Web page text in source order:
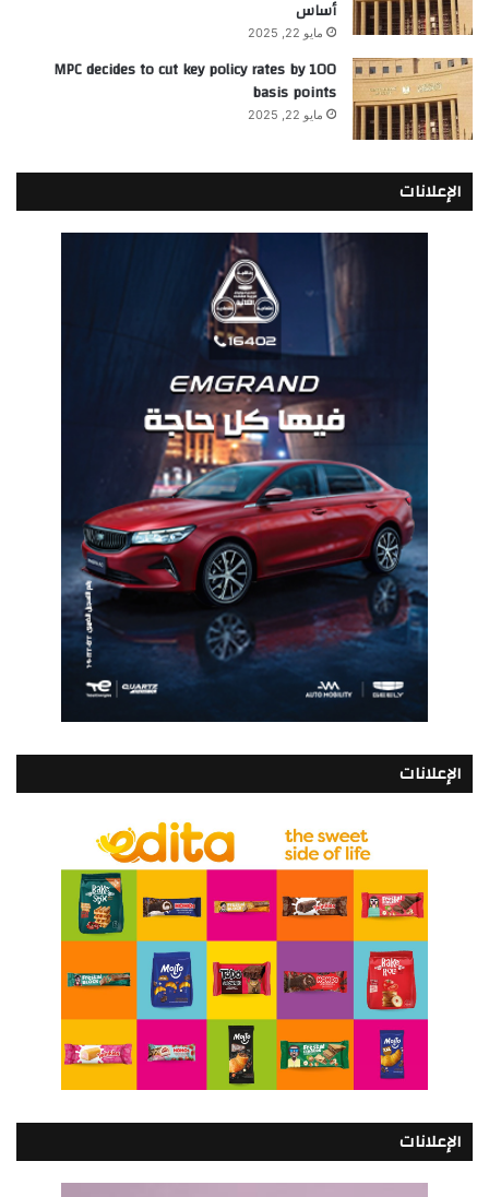
أساس
مايو 22, 2025
MPC decides to cut key policy rates by 100
basis points
مايو 22, 2025
الإعلانات
الإعلانات
الإعلانات